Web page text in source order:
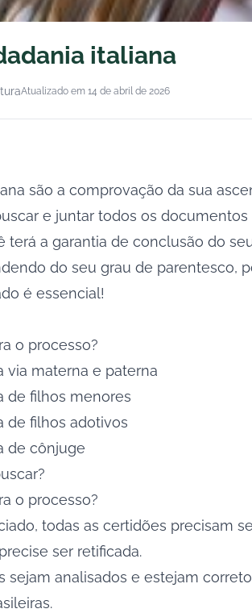
italiana
Atualizado em 14 de abril de 2026
são a comprovação da sua
e juntar todos os
a garantia de conclusão do
do seu grau de parentesco,
é essencial!
o processo?
via materna e paterna
de filhos menores
de filhos adotivos
de cônjuge
o processo?
todas as certidões precisam
ser retificada.
analisados e estejam